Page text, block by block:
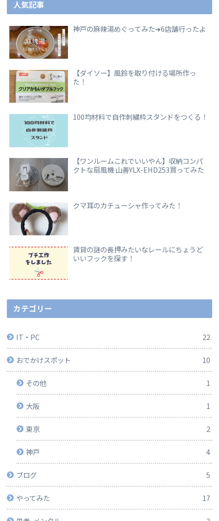
人気記事
神戸の麻辣湯めぐってみた➜6店舗行ったよ
【ダイソー】風鈴を取り付ける場所作っ
た！
100均材料で自作刺繍枠スタンドをつくる！
【ワンルームこれでいいやん】収納コンパ
クトな扇風機 山善YLX-EHD253買ってみた
クマ耳のカチューシャ作ってみた！
賃貸の謎の長押みたいなレールにちょうど
いいフックを探す！
カテゴリー
IT・PC 22
おでかけスポット 10
その他 1
大阪 1
東京 2
神戸 4
ブログ 5
やってみた 17